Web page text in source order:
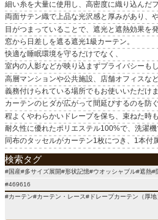
原産国
国産
細い糸を大量に使用し、高密度に織り込んだ
両面サテン織で上品な光沢感と厚みがあり、
目がつまっていることで、遮光と遮熱効果を発
窓から日差しを遮る遮光1級カーテン。
快適な睡眠環境を守るだけでなく、
室内の人影などが映り込まずプライバシーも
高層マンションや公共施設、店舗オフィスな
義務付けられている場所でもお使いいただけま
カーテンのヒダが広がって間延びするのを防
程よくやわらかいドレープを保ち、束ねた時
耐久性に優れたポリエステル100%で、洗濯機
同布のタッセルがカーテン1枚につき、1本付
検索タグ
#国産#多サイズ展開#形状記憶#ウオッシャブル#遮熱#
#469616
#カーテン#カーテン・レース#ドレープカーテン（厚地